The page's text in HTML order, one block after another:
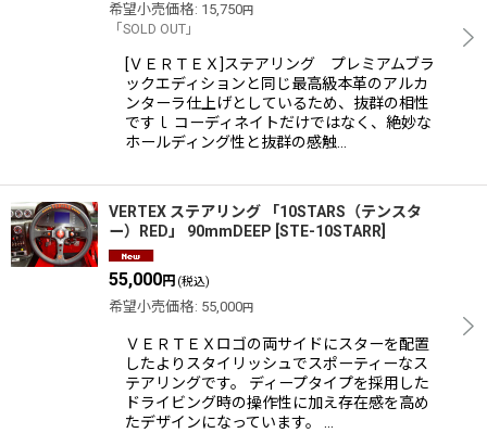
希望小売価格: 15,750円
「SOLD OUT」
[ＶＥＲＴＥＸ]ステアリング プレミアムブラ
ックエディションと同じ最高級本革のアルカ
ンターラ仕上げとしているため、抜群の相性
ですｌ コーディネイトだけではなく、絶妙な
ホールディング性と抜群の感触…
VERTEX ステアリング 「10STARS（テンスタ
ー）RED」 90mmDEEP STE-10STARR
55,000円 (税込)
希望小売価格: 55,000円
ＶＥＲＴＥＸロゴの両サイドにスターを配置
したよりスタイリッシュでスポーティーなス
テアリングです。 ディープタイプを採用した
ドライビング時の操作性に加え存在感を高め
たデザインになっています。 …